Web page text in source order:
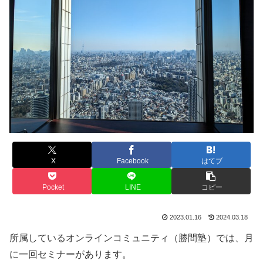
X Facebook はてブ
Pocket LINE コピー
2023.01.16 2024.03.18
所属しているオンラインコミュニティ（勝間塾）では、月
に一回セミナーがあります。